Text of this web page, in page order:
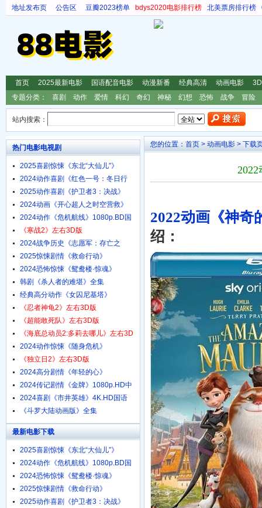
地址发布页 公告区 豆瓣2023榜单 bdys2020电影排行榜 北美票房排行榜
首页 2025最新电影 国语配音电影 动漫新番 经典高清 动画电影
专题分类：
喜剧 动作 爱情 科幻 奇幻 神秘 幻想 恐怖 战争 冒险
站内搜索：
您的位置： 首页 > 动画电影 > 下载
2022动画《神奇
绍：
热门电影电视剧
2025喜剧惊悚《东北“大仙儿”》
1080p.HD国语中字
2024动作喜剧《红色一号：冬日行
动》4K.HD中英双字
2025动作喜剧《护卫者3：决战》
1080p.HD国语中字
2024动画《开心超人之时空营救》
4K.HD国语中字
2024动作《危机航线》1080p.BD国
语中字
《寒战2》左右3D版
2024战争历史《志愿军：存亡之
战》4K.HD国语中字
2025惊悚剧情《救命行动》
1080p.HD中字
2024恐怖惊悚《鸳鸯楼·惊魂》
4K.HD国语中字
韩剧《杀人者的难堪》全集
经典高分动作《女囚尼基塔》
1080p.BD中英双字
《忍者神龟2》左右3D版
《超能敢死队》左右3D版
《海底总动员2:多莉去哪儿》左右3D
版
2024动作惊悚《随身危机》
1080p.HD中英双字
《独立日2》左右3D版
2024高分剧情《年轻的心》
1080p.HD中字
2024传记剧情《金牌》1080p.HD中
字
2024喜剧《市井英雄》4K.HD国语
中字
《斗罗大陆动画版》全集
最新电影下载
2025喜剧惊悚《东北“大仙儿”》
1080p.HD国语中字
2024动作《危机航线》1080p.BD国
语中字
2024恐怖惊悚《鸳鸯楼·惊魂》
4K.HD国语中字
2025惊悚剧情《救命行动》
1080p.HD中字
2025动作喜剧《护卫者3：决战》